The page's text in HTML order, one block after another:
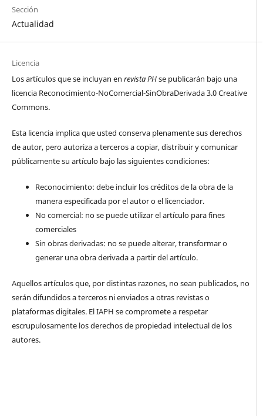
Sección
Actualidad
Licencia
Los artículos que se incluyan en revista PHse publicarán bajo una
licencia Reconocimiento-NoComercial-SinObraDerivada 3.0 Creative
Commons.
Esta licencia implica que usted conserva plenamente sus derechos
de autor, pero autoriza a terceros a copiar, distribuir y comunicar
públicamente su artículo bajo las siguientes condiciones:
Reconocimiento: debe incluir los créditos de la obra de la
manera especificada por el autor o el licenciador.
No comercial: no se puede utilizar el artículo para fines
comerciales
Sin obras derivadas: no se puede alterar, transformar o
generar una obra derivada a partir del artículo.
Aquellos artículos que, por distintas razones, no sean publicados, no
serán difundidos a terceros ni enviados a otras revistas o
plataformas digitales. El IAPH se compromete a respetar
escrupulosamente los derechos de propiedad intelectual de los
autores.